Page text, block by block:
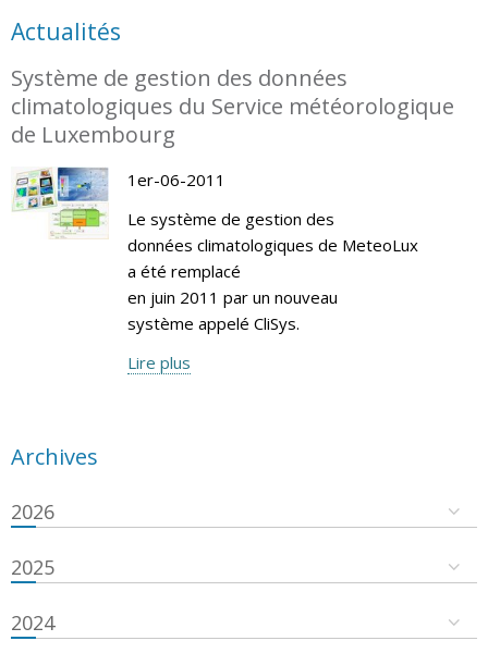
Actualités
Système de gestion des données
climatologiques du Service météorologique
de Luxembourg
1er-06-2011
Le système de gestion des
données climatologiques de MeteoLux
a été remplacé
en juin 2011 par un nouveau
système appelé CliSys.
Lire plus
Archives
2026
2025
2024